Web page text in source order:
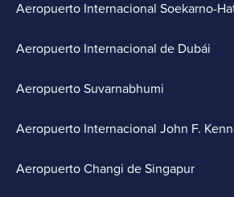
Aeropuerto Internacional Soekarno-
Aeropuerto Internacional de Dubái
Aeropuerto Suvarnabhumi
Aeropuerto Internacional John F.
Aeropuerto Changi de Singapur